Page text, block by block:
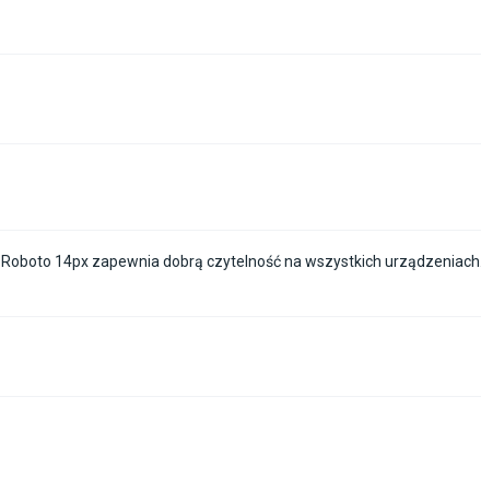
14px zapewnia dobrą czytelność na wszystkich